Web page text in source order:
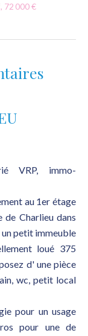
72 000 €
VRP, immo-
au 1er étage
de Charlieu dans
un petit immeuble
loué 375
d' une pièce
wc, petit local
pour un usage
pour une de